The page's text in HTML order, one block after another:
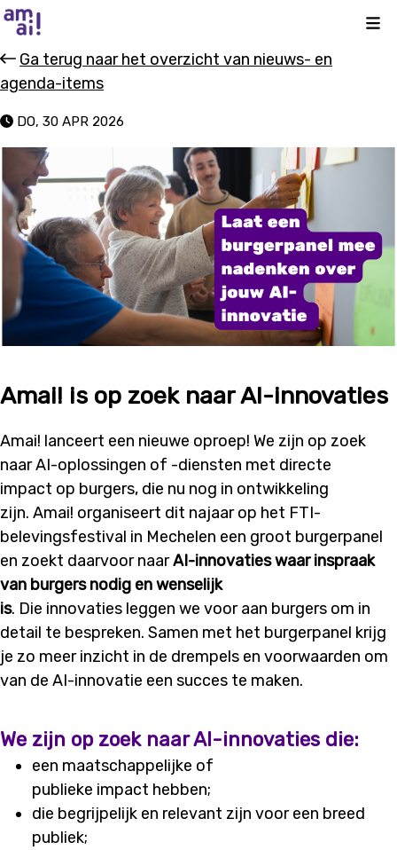
Ga terug naar het overzicht van nieuws- en
agenda-items
DO, 30 APR 2026
Amai! is op zoek naar AI-innovaties
Amai! lanceert een nieuwe oproep! We zijn op zoek
naarAI-oplossingen of -diensten met directe
impact op burgers, die nu nog in ontwikkeling
zijn. Amai! organiseert dit najaar op het FTI-
belevingsfestival in Mechelen een groot burgerpanel
en zoekt daarvoor naarAI-innovatieswaar inspraak
van burgers nodig en wenselijk
is. Die innovaties leggen we voor aan burgers om in
detail te bespreken. Samen met het burgerpanel krijg
je zo meer inzicht in de drempels en voorwaarden om
van de AI-innovatie een succes te maken.
We zijn op zoek naarAI-innovaties die:
een maatschappelijke of
publieke impact hebben;
die begrijpelijk en relevant zijn voor een breed
publiek;